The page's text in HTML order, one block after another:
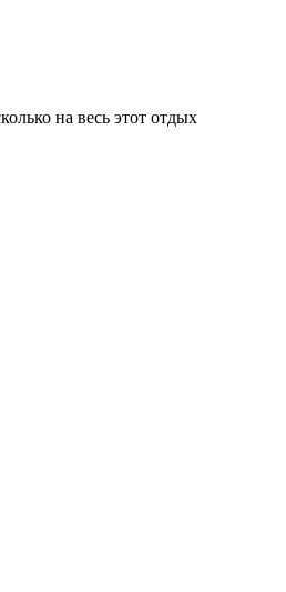
на весь этот отдых